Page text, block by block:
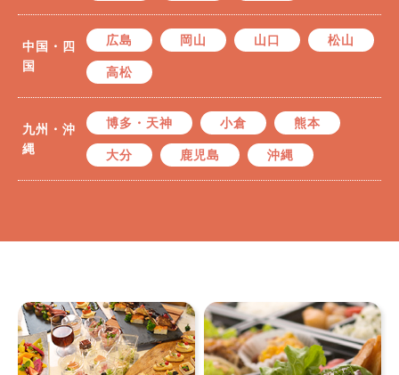
中国・四
国
広島 岡山 山口 松山
高松
九州・沖
縄
博多・天神 小倉 熊本
大分 鹿児島 沖縄